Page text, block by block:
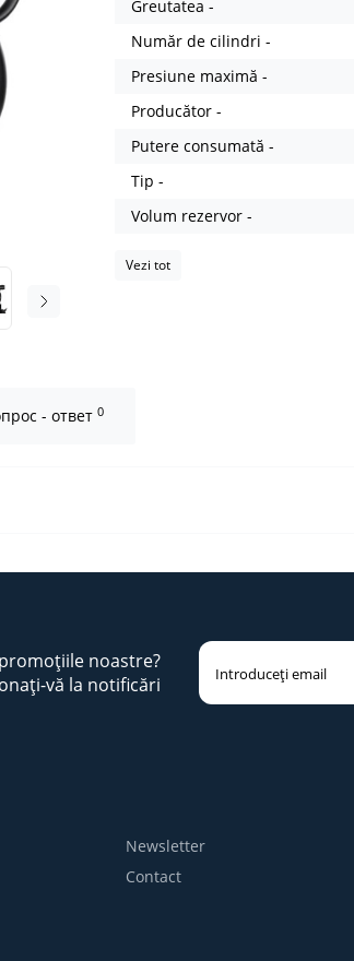
Greutatea -
Număr de cilindri -
Presiune maximă -
Producător -
Putere consumată -
Tip -
Volum rezervor -
Vezi tot
- ответ 0
noastre?
vă la notificări
Newsletter
Contact